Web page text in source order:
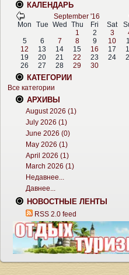
КАЛЕНДАРЬ
September '16
Mon
Tue Wed Thu Fri Sat
1
2 3
5
6 7 8 9 10
12
13 14 15 16 17
19
20 21 22 23 24
26
27 28 29 30
КАТЕГОРИИ
Все категории
АРХИВЫ
August 2026 (1)
July 2026 (1)
June 2026 (0)
May 2026 (1)
April 2026 (1)
March 2026 (1)
Недавнее...
Давнее...
НОВОСТНЫЕ ЛЕНТЫ
RSS 2.0 feed